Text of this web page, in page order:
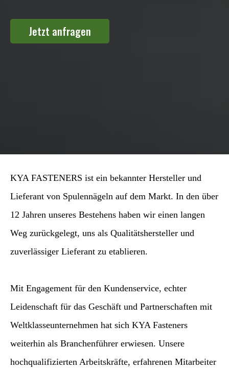
Jetzt anfragen
KYA FASTENERS ist ein bekannter Hersteller und
Lieferant von Spulennägeln auf dem Markt. In den über
12 Jahren unseres Bestehens haben wir einen langen
Weg zurückgelegt, uns als Qualitätshersteller und
zuverlässiger Lieferant zu etablieren.
Mit Engagement für den Kundenservice, echter
Leidenschaft für das Geschäft und Partnerschaften mit
Weltklasseunternehmen hat sich KYA ​​Fasteners
weiterhin als Branchenführer erwiesen. Unsere
hochqualifizierten Arbeitskräfte, erfahrenen Mitarbeiter